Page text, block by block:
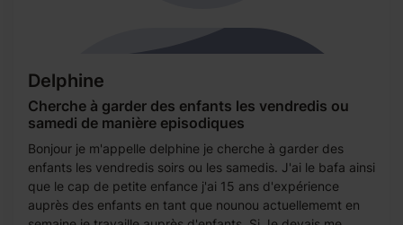
Delphine
Cherche à garder des enfants les vendredis ou
samedi de manière episodiques
Bonjour je m'appelle delphine je cherche à garder des
enfants les vendredis soirs ou les samedis. J'ai le bafa ainsi
que le cap de petite enfance j'ai 15 ans d'expérience
auprès des enfants en tant que nounou actuellememt en